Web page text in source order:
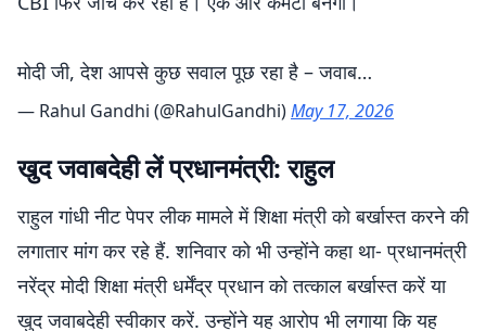
मोदी जी, देश आपसे कुछ सवाल पूछ रहा है – जवाब…
— Rahul Gandhi (@RahulGandhi)May 17, 2026
खुद जवाबदेही लें प्रधानमंत्री: राहुल
राहुल गांधी नीट पेपर लीक मामले में शिक्षा मंत्री को बर्खास्त करने की
लगातार मांग कर रहे हैं. शनिवार को भी उन्होंने कहा था- प्रधानमंत्री
नरेंद्र मोदी शिक्षा मंत्री धर्मेंद्र प्रधान को तत्काल बर्खास्त करें या
खुद जवाबदेही स्वीकार करें. उन्होंने यह आरोप भी लगाया कि यह